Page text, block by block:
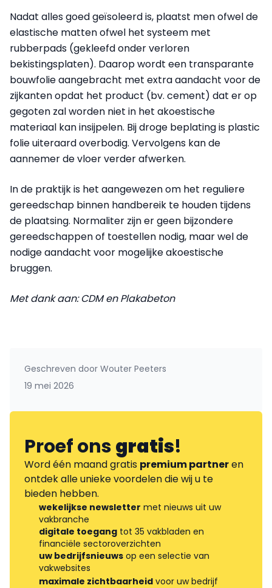
Nadat alles goed geïsoleerd is, plaatst men ofwel de
elastische matten ofwel het systeem met
rubberpads (gekleefd onder verloren
bekistingsplaten). Daarop wordt een transparante
bouwfolie aangebracht met extra aandacht voor de
zijkanten opdat het product (bv. cement) dat er op
gegoten zal worden niet in het akoestische
materiaal kan insijpelen. Bij droge beplating is plastic
folie uiteraard overbodig. Vervolgens kan de
aannemer de vloer verder afwerken.
In de praktijk is het aangewezen om het reguliere
gereedschap binnen handbereik te houden tijdens
de plaatsing. Normaliter zijn er geen bijzondere
gereedschappen of toestellen nodig, maar wel de
nodige aandacht voor mogelijke akoestische
bruggen.
Met dank aan: CDM en Plakabeton
Geschreven door Wouter Peeters
19 mei 2026
Proef onsgratis!
Word één maand gratis premium partneren
ontdek alle unieke voordelen die wij u te
bieden hebben.
wekelijkse newsletter met nieuws uit uw
vakbranche
digitale toegang tot 35 vakbladen en
financiële sectoroverzichten
uw bedrijfsnieuws op een selectie van
vakwebsites
maximale zichtbaarheid voor uw bedrijf